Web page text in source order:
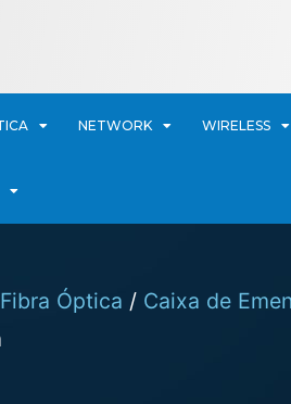
NETWORK WIRELESS
Fibra Óptica / Caixa de